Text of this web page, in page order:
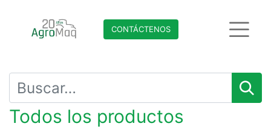
CONTÁCTENO​​​​S
Todos los productos